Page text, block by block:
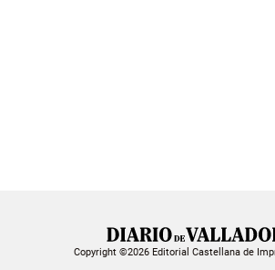
Copyright ©2026 Editorial Castellana de